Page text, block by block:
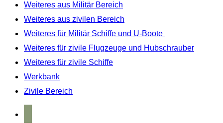
Weiteres aus Militär Bereich
Weiteres aus zivilen Bereich
Weiteres für Militär Schiffe und U-Boote
Weiteres für zivile Flugzeuge und Hubschrauber
Weiteres für zivile Schiffe
Werkbank
Zivile Bereich